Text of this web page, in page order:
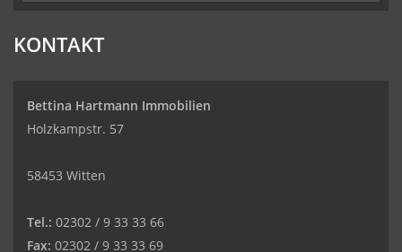
KONTAKT
Bettina Hartmann Immobilien
Holzkampstr. 57
58453 Witten
Tel.: 02302 / 9 33 33 66
Fax: 02302 / 9 33 33 69